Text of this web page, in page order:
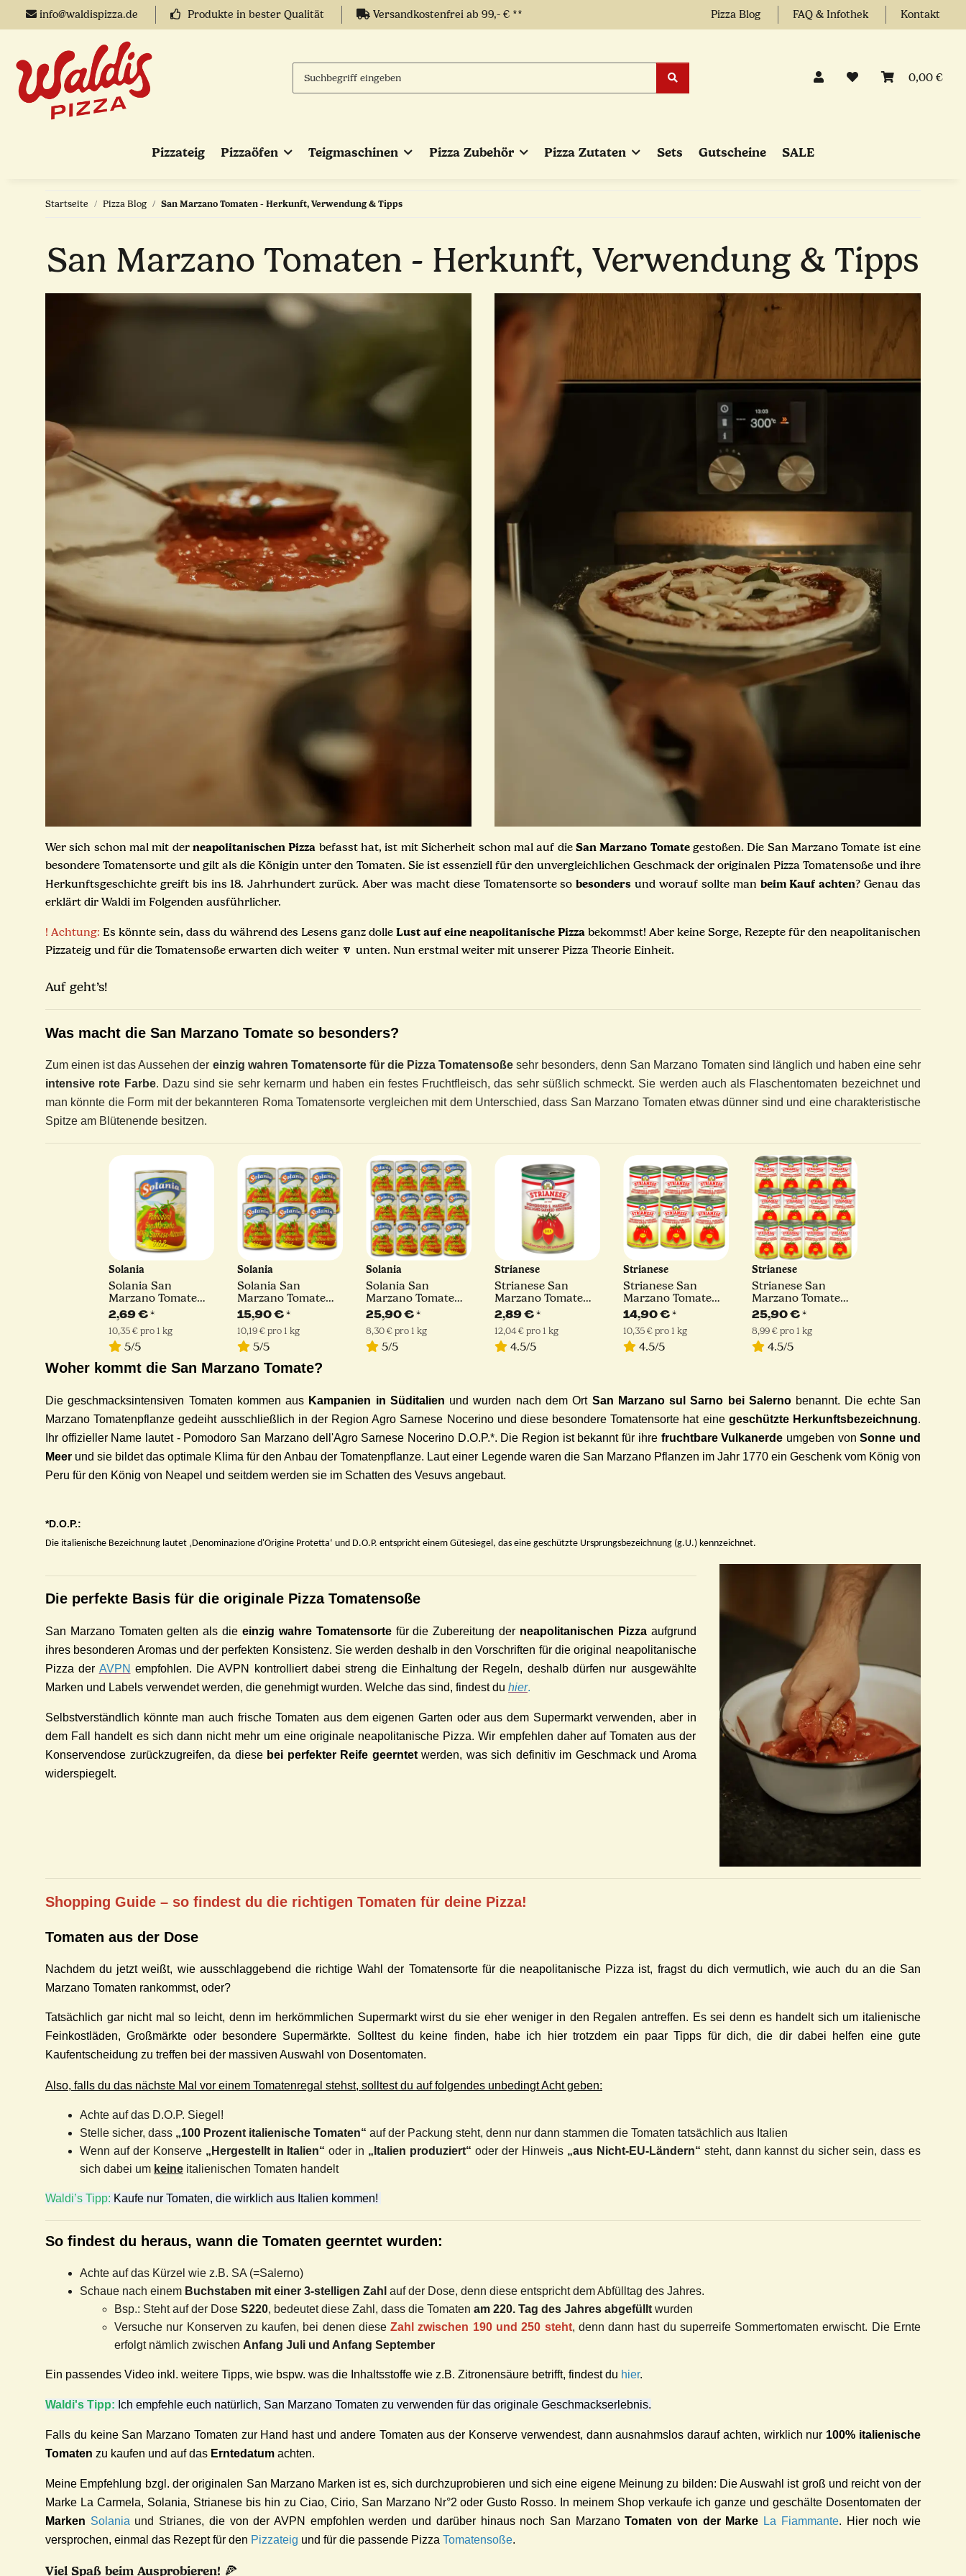
info@waldispizza.de Produkte in bester Qualität Versandkostenfrei ab 99,- € ** Pizza Blog FAQ & Infothek Kontakt
0,00 €
Pizzateig Pizzaöfen Teigmaschinen Pizza Zubehör Pizza Zutaten Sets Gutscheine SALE
Startseite Pizza Blog San Marzano Tomaten - Herkunft, Verwendung & Tipps
San Marzano Tomaten - Herkunft, Verwendung & Tipps
Wer sich schon mal mit derneapolitanischen Pizza befasst hat, ist mit Sicherheit schon mal auf die San Marzano Tomategestoßen. Die San Marzano Tomate ist eine
besondere Tomatensorte und gilt als die Königin unter den Tomaten. Sie ist essenziell für den unvergleichlichen Geschmack der originalen Pizza Tomatensoße und ihre
Herkunftsgeschichte greift bis ins 18. Jahrhundert zurück. Aber was macht diese Tomatensorte sobesonders und worauf sollte man beim Kauf achten? Genau das
erklärt dir Waldi im Folgenden ausführlicher.
! Achtung: Es könnte sein, dass du während des Lesens ganz dolle Lust auf eine neapolitanische Pizza bekommst! Aber keine Sorge, Rezepte für den neapolitanischen
Pizzateig und für die Tomatensoße erwarten dich weiter 🔽 unten. Nun erstmal weiter mit unserer Pizza Theorie Einheit.
Auf geht’s!
Was macht die San Marzano Tomate so besonders?
Zum einen ist das Aussehen der einzig wahren Tomatensorte für die Pizza Tomatensoße sehr besonders, denn San Marzano Tomaten sind länglich und haben eine sehr
intensive rote Farbe. Dazu sind sie sehr kernarm und haben ein festes Fruchtfleisch, das sehr süßlich schmeckt. Sie werden auch als Flaschentomaten bezeichnet und
man könnte die Form mit der bekannteren Roma Tomatensorte vergleichen mit dem Unterschied, dass San Marzano Tomaten etwas dünner sind und eine charakteristische
Spitze am Blütenende besitzen.
Solania
Solania San
Marzano Tomate
D.O.P. | 400g
2,69 €*
10,35 € pro 1 kg
5/5
Solania
Solania San
Marzano Tomate
D.O.P. | 6 x 400 g
15,90 €*
10,19 € pro 1 kg
5/5
Solania
Solania San
Marzano Tomate
D.O.P. | 12 x 400 g
25,90 €*
8,30 € pro 1 kg
5/5
Strianese
Strianese San
Marzano Tomate
D.O.P. | 400g
2,89 €*
12,04 € pro 1 kg
4.5/5
Strianese
Strianese San
Marzano Tomate
D.O.P. | 6 x 400g
14,90 €*
10,35 € pro 1 kg
4.5/5
Strianese
Strianese San
Marzano Tomate
D.O.P. | 12 x 400g
25,90 €*
8,99 € pro 1 kg
4.5/5
Woher kommt die San Marzano Tomate?
Die geschmacksintensiven Tomaten kommen aus Kampanien in Süditalien und wurden nach dem Ort San Marzano sul Sarno bei Salernobenannt. Die echte San
Marzano Tomatenpflanze gedeiht ausschließlich in der Region Agro Sarnese Nocerino und diese besondere Tomatensorte hat eine geschützte Herkunftsbezeichnung.
Ihr offizieller Name lautet - Pomodoro San Marzano dell'Agro Sarnese Nocerino D.O.P.*. Die Region ist bekannt für ihre fruchtbare Vulkanerde umgeben vonSonne und
Meer und sie bildet das optimale Klima für den Anbau der Tomatenpflanze. Laut einer Legende waren die San Marzano Pflanzen im Jahr 1770 ein Geschenk vom König von
Peru für den König von Neapel und seitdem werden sie im Schatten des Vesuvs angebaut.
*D.O.P.:
Die italienische Bezeichnung lautet ‚Denominazione d'Origine Protetta‘ und D.O.P. entspricht einem Gütesiegel, das eine geschützte Ursprungsbezeichnung (g.U.) kennzeichnet.
Die perfekte Basis für die originale Pizza Tomatensoße
San Marzano Tomaten gelten als die einzig wahre Tomatensortefür die Zubereitung der neapolitanischen Pizzaaufgrund
ihres besonderen Aromas und der perfekten Konsistenz. Sie werden deshalb in den Vorschriften für die original neapolitanische
Pizza der AVPN empfohlen. Die AVPN kontrolliertdabei streng die Einhaltung der Regeln, deshalb dürfen nur ausgewählte
Marken und Labels verwendet werden, die genehmigtwurden. Welche das sind, findest du hier.
Selbstverständlich könnte man auch frische Tomaten aus dem eigenen Garten oder aus dem Supermarkt verwenden, aber in
dem Fall handelt es sich dann nicht mehr um eine originale neapolitanische Pizza. Wir empfehlen daher auf Tomaten aus der
Konservendose zurückzugreifen, da diese bei perfekter Reife geerntetwerden, was sich definitiv im Geschmack und Aroma
widerspiegelt.
Shopping Guide – so findest du die richtigen Tomaten für deine Pizza!
Tomaten aus der Dose
Nachdem du jetzt weißt, wie ausschlaggebend die richtige Wahl der Tomatensorte für die neapolitanische Pizza ist, fragst du dich vermutlich, wie auch du an die San
Marzano Tomaten rankommst, oder?
Tatsächlich gar nicht mal so leicht, denn im herkömmlichen Supermarkt wirst du sie eher weniger in den Regalen antreffen. Es sei denn es handelt sich um italienische
Feinkostläden, Großmärkte oder besondere Supermärkte. Solltest du keine finden, habe ich hier trotzdem ein paar Tipps für dich, die dir dabei helfen eine gute
Kaufentscheidung zu treffen bei der massiven Auswahl von Dosentomaten.
Also, falls du das nächste Mal vor einem Tomatenregal stehst, solltest du auf folgendes unbedingt Acht geben:
Achte auf das D.O.P. Siegel!
Stelle sicher, dass „100 Prozent italienische Tomaten“ auf der Packung steht, denn nur dann stammen die Tomaten tatsächlich aus Italien
Wenn auf der Konserve „Hergestellt in Italien“ oder in „Italien produziert“ oder der Hinweis „aus Nicht-EU-Ländern“ steht, dann kannst du sicher sein, dass es
sich dabei um keine italienischen Tomaten handelt
Waldi’s Tipp: Kaufe nur Tomaten, die wirklich aus Italien kommen!
So findest du heraus, wann die Tomaten geerntet wurden:
Achte auf das Kürzel wie z.B. SA (=Salerno)
Schaue nach einem Buchstaben mit einer 3-stelligen Zahl auf der Dose, denn diese entspricht dem Abfülltag des Jahres.
Bsp.: Steht auf der Dose S220, bedeutet diese Zahl, dass die Tomaten am 220. Tag des Jahres abgefüllt wurden
Versuche nur Konserven zu kaufen, bei denen dieseZahl zwischen 190 und 250 steht, denn dann hast du superreife Sommertomaten erwischt. Die Ernte
erfolgt nämlich zwischen Anfang Juli und Anfang September
Ein passendes Video inkl. weitere Tipps, wie bspw. was die Inhaltsstoffe wie z.B. Zitronensäure betrifft, findest du hier.
Waldi's Tipp: Ich empfehle euch natürlich, San Marzano Tomaten zu verwenden für das originale Geschmackserlebnis.
Falls du keine San Marzano Tomaten zur Hand hast und andere Tomaten aus der Konserve verwendest, dann ausnahmslos darauf achten, wirklich nur 100% italienische
Tomaten zu kaufen und auf das Erntedatum achten.
Meine Empfehlung bzgl. der originalen San Marzano Marken ist es, sich durchzuprobieren und sich eine eigene Meinung zu bilden: Die Auswahl ist groß und reicht von der
Marke La Carmela, Solania, Strianese bis hin zu Ciao, Cirio, San Marzano Nr°2 oder Gusto Rosso.
In meinem Shop verkaufe ich ganze und geschälte Dosentomaten der
Marken Solania und Strianes, die von der AVPN empfohlen werden und darüber hinaus noch San MarzanoTomaten von der Marke La Fiammante. Hier noch wie
versprochen, einmal das Rezept für den Pizzateig und für die passende Pizza Tomatensoße.
Viel Spaß beim Ausprobieren! 🍕